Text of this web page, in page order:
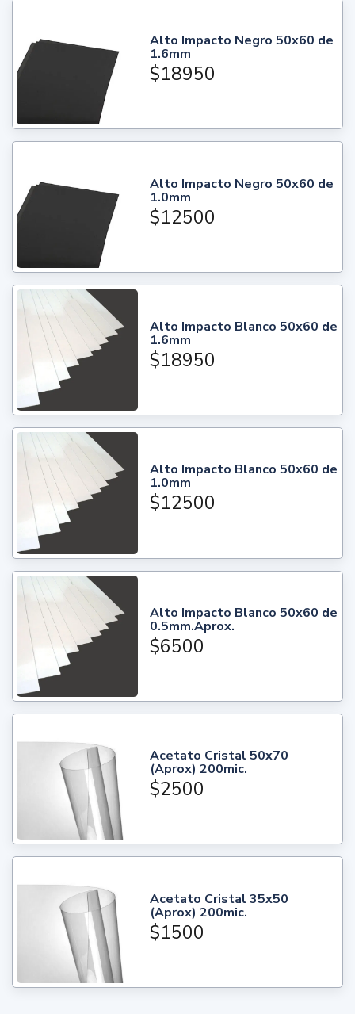
Alto Impacto Negro 50x60 de
1.6mm
$18950
Alto Impacto Negro 50x60 de
1.0mm
$12500
Alto Impacto Blanco 50x60 de
1.6mm
$18950
Alto Impacto Blanco 50x60 de
1.0mm
$12500
Alto Impacto Blanco 50x60 de
0.5mm.Aprox.
$6500
Acetato Cristal 50x70
(Aprox) 200mic.
$2500
Acetato Cristal 35x50
(Aprox) 200mic.
$1500